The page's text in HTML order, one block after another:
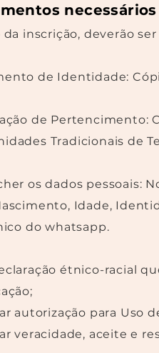
necessários
da inscrição, deverão
de Identidade:
de Pertencimento:
Tradicionais de
os dados pessoais:
Idade,
do whatsapp.
étnico-racial
autorização para Uso
veracidade, aceite e